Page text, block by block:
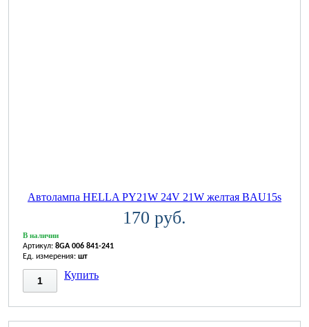
Автолампа HELLA PY21W 24V 21W желтая BAU15s
170 руб.
В наличии
Артикул: 8GA 006 841-241
Ед. измерения: шт
Купить